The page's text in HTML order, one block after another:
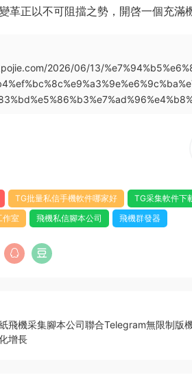
革正以不可阻擋之勢，開啓一個充滿
2026/06/13/
TG批量私信手機軟件哪家好 TG采集軟件下
作室
飛機私信腳本公司 飛機群發器
飛機采集腳本公司聯合Telegram無限制版
增長